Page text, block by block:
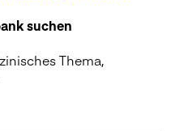
suchen
Thema,